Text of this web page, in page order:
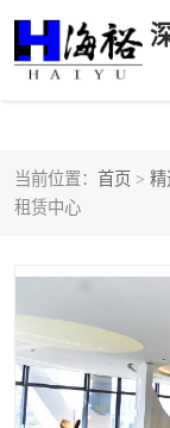
当前位置： 首页 > 精
租赁中心
后海
前海
福田中心区写